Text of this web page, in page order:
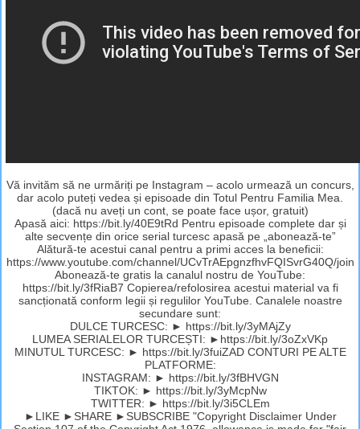
Vă invităm să ne urmăriți pe Instagram – acolo urmează un concurs,
dar acolo puteți vedea și episoade din Totul Pentru Familia Mea.
(dacă nu aveți un cont, se poate face ușor, gratuit)
Apasă aici: https://bit.ly/40E9tRd Pentru episoade complete dar și
alte secvențe din orice serial turcesc apasă pe „abonează-te”
Alătură-te acestui canal pentru a primi acces la beneficii:
https://www.youtube.com/channel/UCvTrAEpgnzfhvFQISvrG40Q/join
Abonează-te gratis la canalul nostru de YouTube:
https://bit.ly/3fRiaB7 Copierea/refolosirea acestui material va fi
sancționată conform legii și regulilor YouTube. Canalele noastre
secundare sunt:
DULCE TURCESC: ► https://bit.ly/3yMAjZy
LUMEA SERIALELOR TURCEȘTI: ►https://bit.ly/3oZxVKp
MINUTUL TURCESC: ► https://bit.ly/3fuiZAD CONTURI PE ALTE
PLATFORME:
INSTAGRAM: ► https://bit.ly/3fBHVGN
TIKTOK: ► https://bit.ly/3yMcpNw
TWITTER: ► https://bit.ly/3i5CLEm
►LIKE ►SHARE ►SUBSCRIBE "Copyright Disclaimer Under